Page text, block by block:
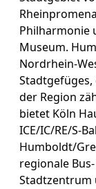
Philharmonie
Museum.
Nordrhein-
der Region
bietet Köln
ICE/IC/RE/S-
Humboldt/
regionale
Stadtzentrum